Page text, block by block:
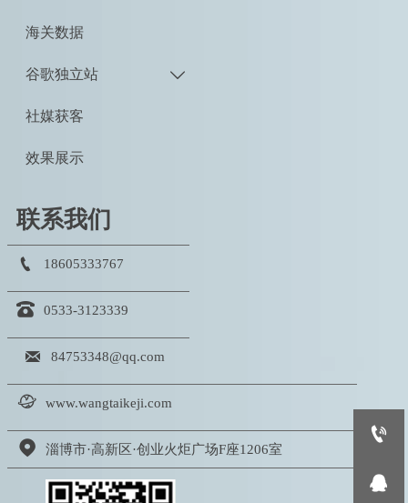
海关数据
谷歌独立站 
社媒获客
效果展示
联系我们
 18605333767
 0533-3123339
 84753348@qq.com
 www.wangtaikeji.com
 淄博市·高新区·创业火炬广场F座1206室

